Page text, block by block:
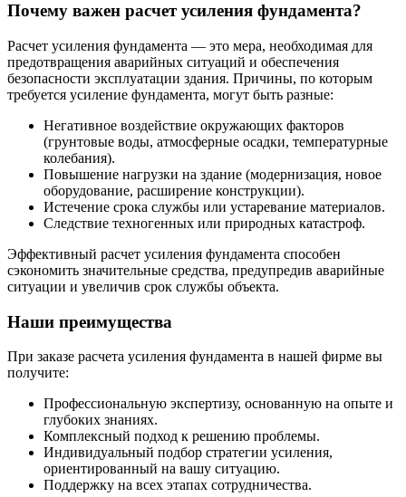
Почему важен расчет усиления фундамента?
Расчет усиления фундамента — это мера, необходимая для
предотвращения аварийных ситуаций и обеспечения
безопасности эксплуатации здания. Причины, по которым
требуется усиление фундамента, могут быть разные:
Негативное воздействие окружающих факторов
(грунтовые воды, атмосферные осадки, температурные
колебания).
Повышение нагрузки на здание (модернизация, новое
оборудование, расширение конструкции).
Истечение срока службы или устаревание материалов.
Следствие техногенных или природных катастроф.
Эффективный расчет усиления фундамента способен
сэкономить значительные средства, предупредив аварийные
ситуации и увеличив срок службы объекта.
Наши преимущества
При заказе расчета усиления фундамента в нашей фирме вы
получите:
Профессиональную экспертизу, основанную на опыте и
глубоких знаниях.
Комплексный подход к решению проблемы.
Индивидуальный подбор стратегии усиления,
ориентированный на вашу ситуацию.
Поддержку на всех этапах сотрудничества.